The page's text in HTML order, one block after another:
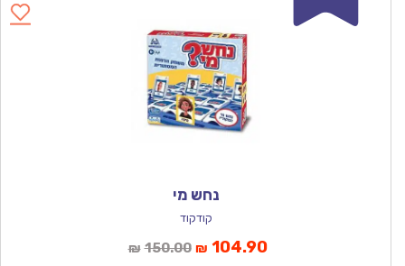
נחש מי
קודקוד
₪ 150.00המחיר
₪ 104.90המחיר